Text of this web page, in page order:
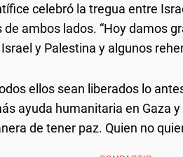
celebró la tregua entre
ambos lados. “Hoy damos
y Palestina y algunos
ellos sean liberados lo
ayuda humanitaria en Gaza
de tener paz. Quien no